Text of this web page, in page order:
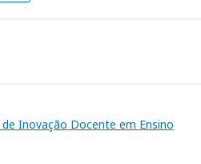
Inovação Docente em Ensino